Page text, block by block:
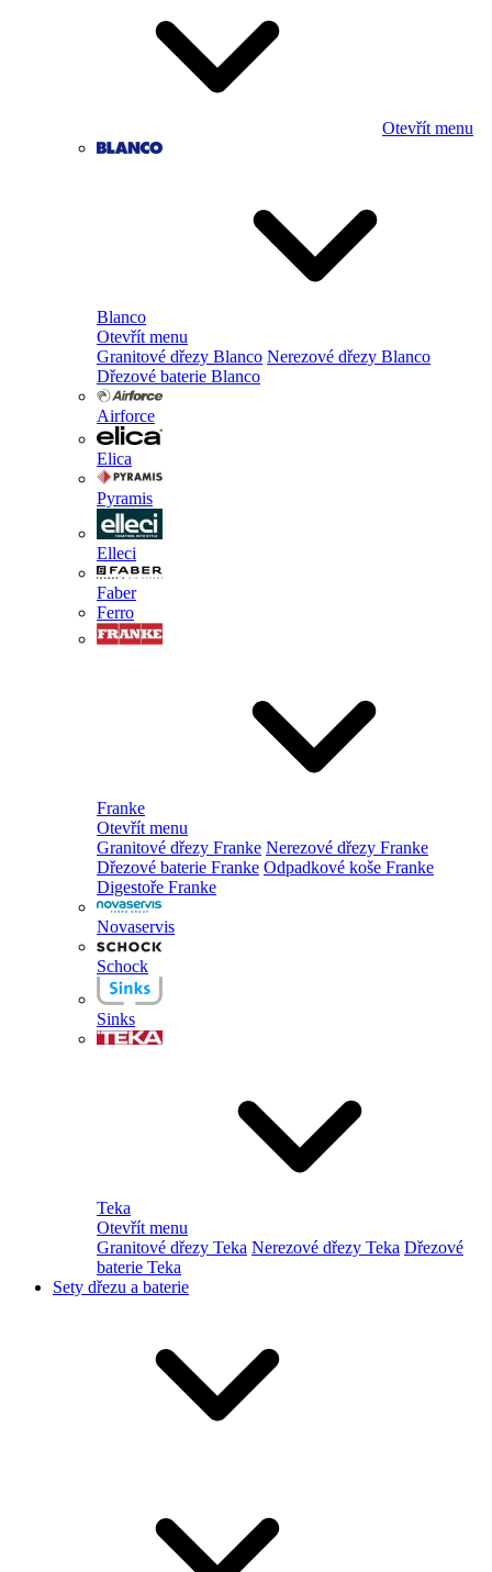
Otevřít menu
Blanco
Otevřít menu
Granitové dřezy Blanco Nerezové dřezy Blanco
Dřezové baterie Blanco
Airforce
Elica
Pyramis
Elleci
Faber
Ferro
Franke
Otevřít menu
Granitové dřezy Franke Nerezové dřezy Franke
Dřezové baterie Franke Odpadkové koše Franke
Digestoře Franke
Novaservis
Schock
Sinks
Teka
Otevřít menu
Granitové dřezy Teka Nerezové dřezy Teka Dřezové
baterie Teka
Sety dřezu a baterie